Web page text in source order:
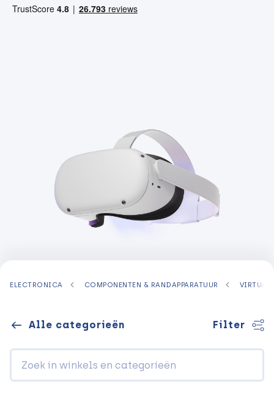
ELECTRONICA COMPONENTEN & RANDAPPARATUUR VIRTUAL
Alle categorieën Filter